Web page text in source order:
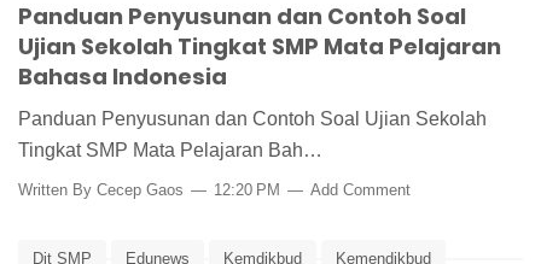
Panduan Penyusunan dan Contoh Soal
Ujian Sekolah Tingkat SMP Mata Pelajaran
Bahasa Indonesia
Panduan Penyusunan dan Contoh Soal Ujian Sekolah
Tingkat SMP Mata Pelajaran Bah…
Written By Cecep Gaos 12:20 PM Add Comment
Dit SMP Edunews Kemdikbud Kemendikbud